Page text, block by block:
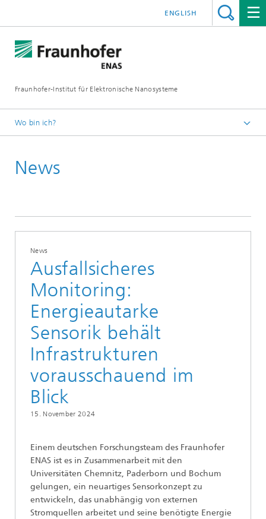
Fraunhofer-Institut für Elektronische Nanosysteme
ENGLISH
Wo bin ich?
News
News
Ausfallsicheres
Monitoring:
Energieautarke
Sensorik behält
Infrastrukturen
vorausschauend im
Blick
15. November 2024
Einem deutschen Forschungsteam des Fraunhofer
ENAS ist es in Zusammenarbeit mit den
Universitäten Chemnitz, Paderborn und Bochum
gelungen, ein neuartiges Sensorkonzept zu
entwickeln, das unabhängig von externen
Stromquellen arbeitet und seine benötigte Energie